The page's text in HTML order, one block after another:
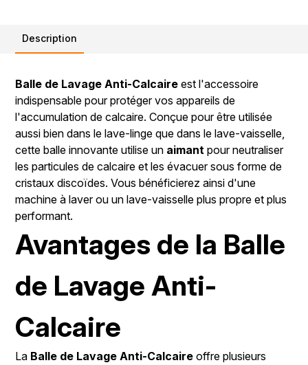
Description
Balle de Lavage Anti-Calcaire est l'accessoire
indispensable pour protéger vos appareils de
l'accumulation de calcaire. Conçue pour être utilisée
aussi bien dans le lave-linge que dans le lave-vaisselle,
cette balle innovante utilise un aimant pour neutraliser
les particules de calcaire et les évacuer sous forme de
cristaux discoïdes. Vous bénéficierez ainsi d'une
machine à laver ou un lave-vaisselle plus propre et plus
performant.
Avantages de la Balle
de Lavage Anti-
Calcaire
La Balle de Lavage Anti-Calcaire offre plusieurs